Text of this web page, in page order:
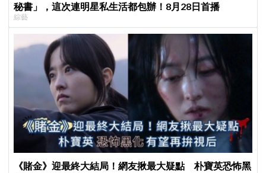
秘書」，這次連明星私生活都包辦！8月28日首播
綜藝
《賭金》迎最終大結局！網友揪最大疑點 朴寶英恐怖黑